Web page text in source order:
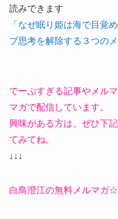
読みできます
「なぜ眠り姫は海で目覚
ブ思考を解除する３つのメ
でーぷすぎる記事やメル
マガで配信しています。
興味がある方は、ぜひ下
てみてね。
↓↓↓
白鳥澄江の無料メルマガ